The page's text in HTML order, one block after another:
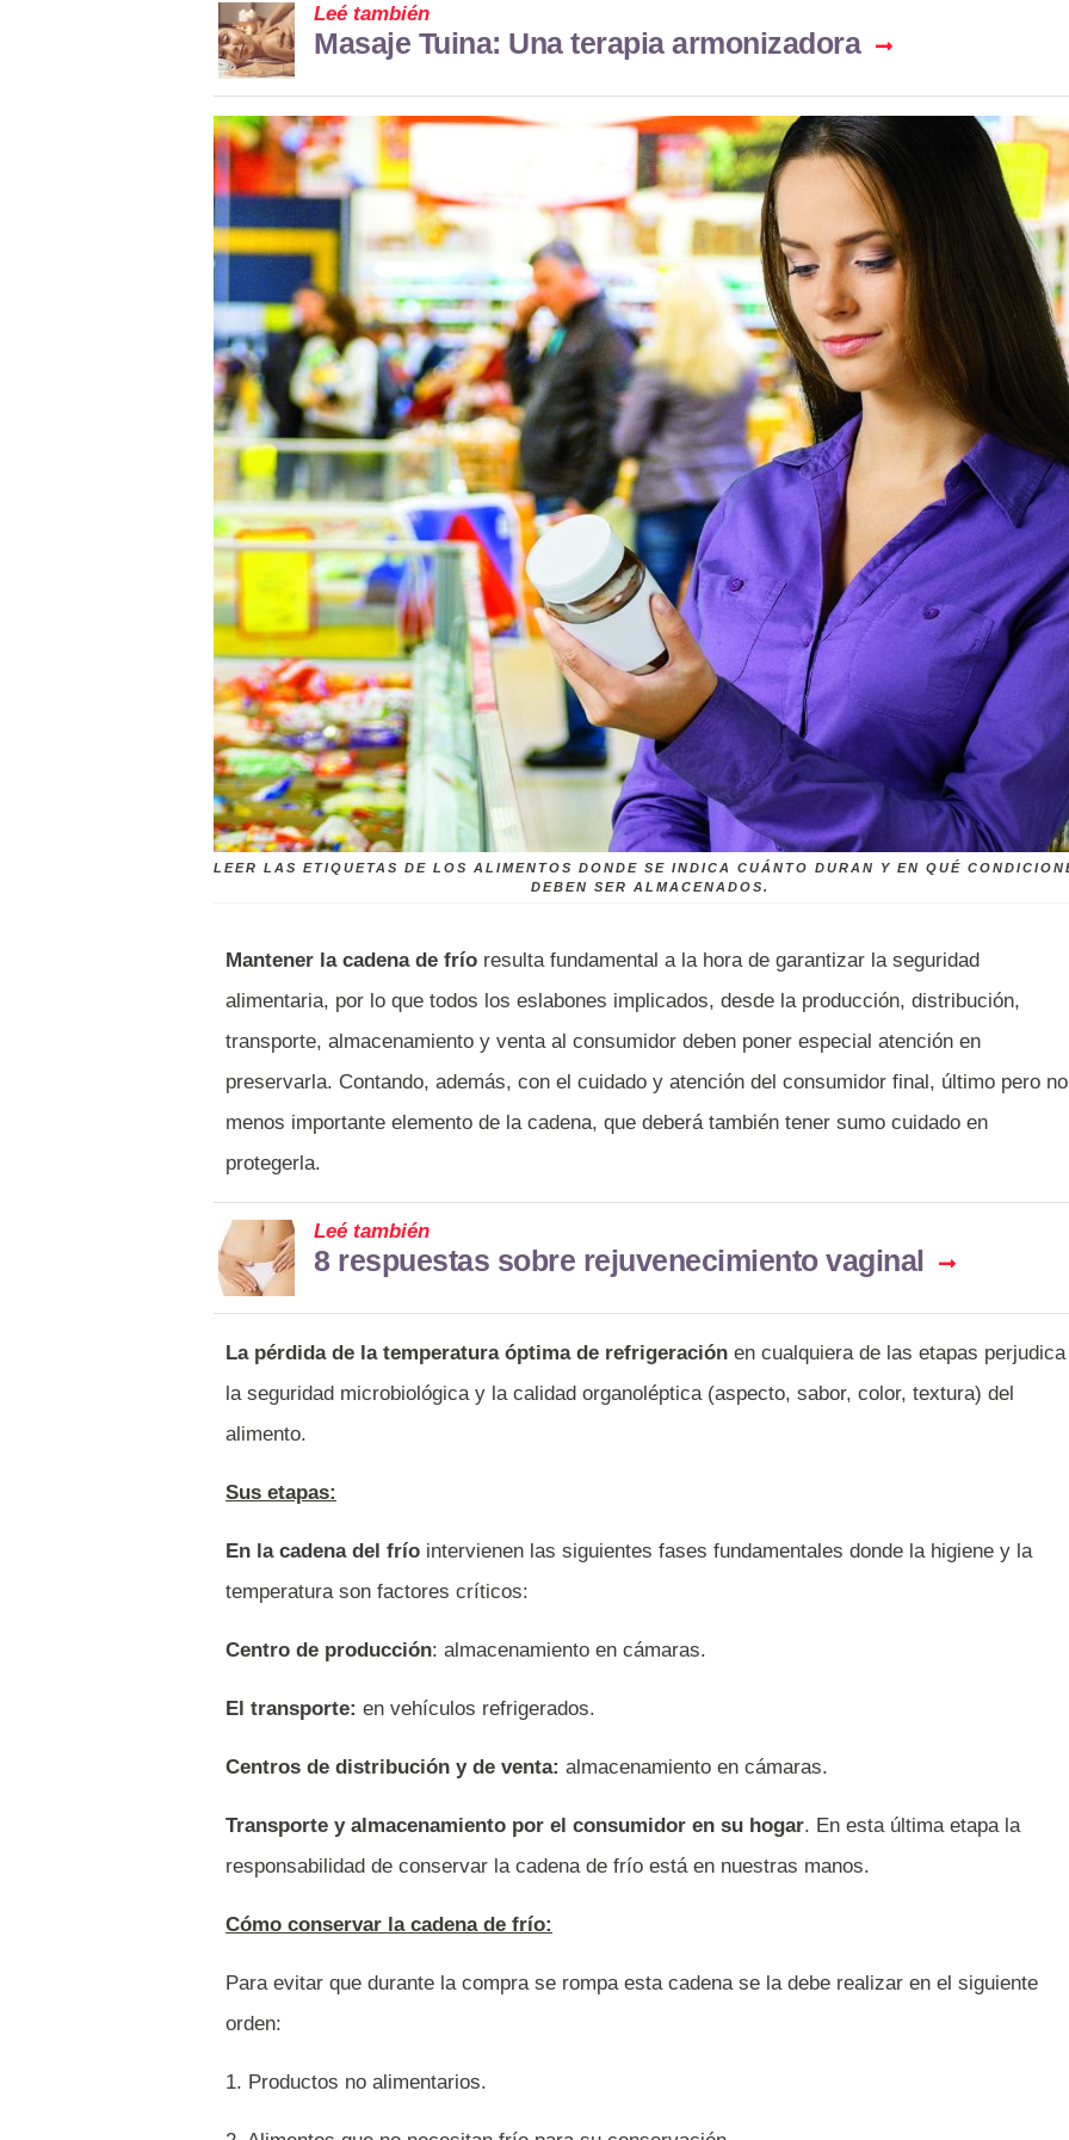
Leé también
Masaje Tuina: Una terapia armonizadora
LEER LAS ETIQUETAS DE LOS ALIMENTOS DONDE SE INDICA CUÁNTO DURAN Y EN QUÉ
DEBEN SER ALMACENADOS.
Mantener la cadena de frío resulta fundamental a la hora de garantizar la seguridad
alimentaria, por lo que todos los eslabones implicados, desde la producción, distribución,
transporte, almacenamiento y venta al consumidor deben poner especial atención en
preservarla. Contando, además, con el cuidado y atención del consumidor final, último pero no
menos importante elemento de la cadena, que deberá también tener sumo cuidado en
protegerla.
Leé también
8 respuestas sobre rejuvenecimiento vaginal
La pérdida de la temperatura óptima de refrigeración en cualquiera de las etapas perjudica
la seguridad microbiológica y la calidad organoléptica (aspecto, sabor, color, textura) del
alimento.
Sus etapas:
En la cadena del frío intervienen las siguientes fases fundamentales donde la higiene y la
temperatura son factores críticos:
Centro de producción: almacenamiento en cámaras.
El transporte: en vehículos refrigerados.
Centros de distribución y de venta: almacenamiento en cámaras.
Transporte y almacenamiento por el consumidor en su hogar. En esta última etapa la
responsabilidad de conservar la cadena de frío está en nuestras manos.
Cómo conservar la cadena de frío:
Para evitar que durante la compra se rompa esta cadena se la debe realizar en el siguiente
orden:
1. Productos no alimentarios.